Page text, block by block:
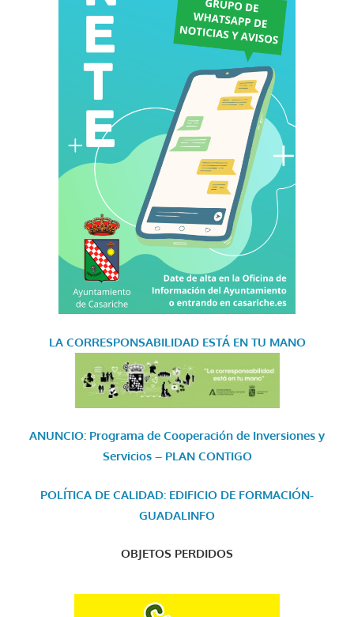
LA CORRESPONSABILIDAD ESTÁ EN TU MANO
ANUNCIO: Programa de Cooperación de Inversiones y
Servicios – PLAN CONTIGO
POLÍTICA DE CALIDAD: EDIFICIO DE FORMACIÓN-
GUADALINFO
OBJETOS PERDIDOS